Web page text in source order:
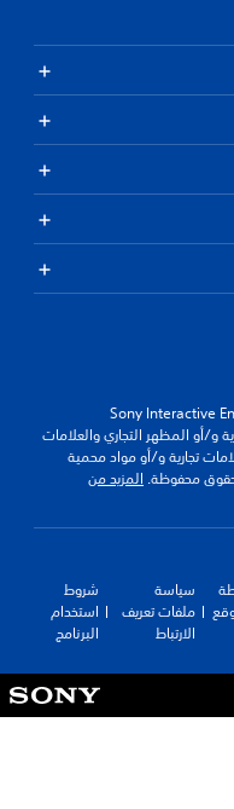
و/أو المظهر التجاري والعلامات
تجارية و/أو مواد محمية
محفوظة.المزيد من
سياسة
ملفات تعريف
الارتباط
شروط
استخدام
البرنامج